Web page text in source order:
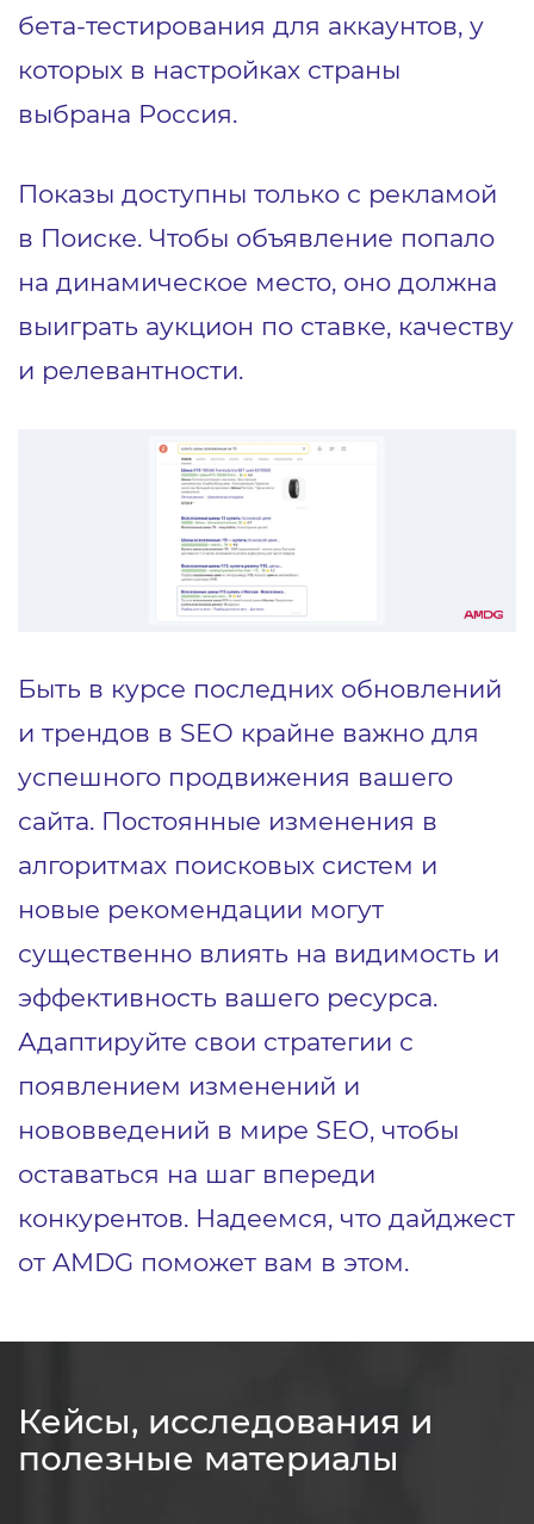
бета-тестирования для аккаунтов, у
которых в настройках страны
выбрана Россия.
Показы доступны только с рекламой
в Поиске. Чтобы объявление попало
на динамическое место, оно должна
выиграть аукцион по ставке, качеству
и релевантности.
Быть в курсе последних обновлений
и трендов в SEO крайне важно для
успешного продвижения вашего
сайта. Постоянные изменения в
алгоритмах поисковых систем и
новые рекомендации могут
существенно влиять на видимость и
эффективность вашего ресурса.
Адаптируйте свои стратегии с
появлением изменений и
нововведений в мире SEO, чтобы
оставаться на шаг впереди
конкурентов. Надеемся, что дайджест
от AMDG поможет вам в этом.
Кейсы, исследования и
полезные материалы